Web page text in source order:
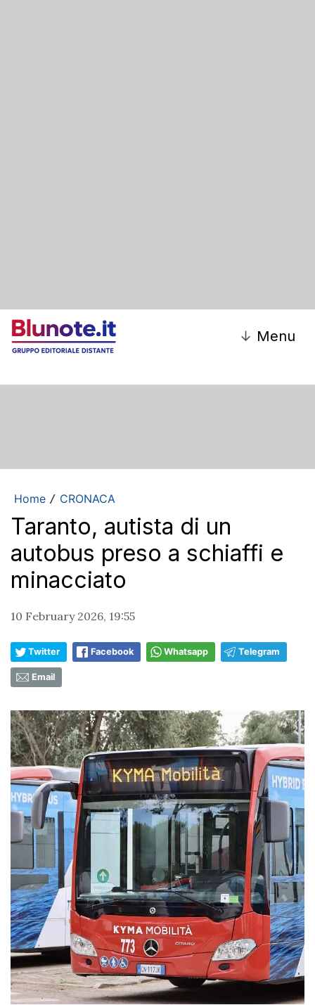
↓ Menu
Home / CRONACA
Taranto, autista di un
autobus preso a schiaffi e
minacciato
10 February 2026, 19:55
Twitter Facebook Whatsapp Telegram
Email